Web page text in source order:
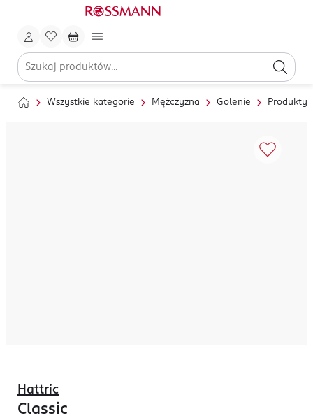
Wszystkie kategorie Mężczyzna Golenie Produkty
Hattric
Classic